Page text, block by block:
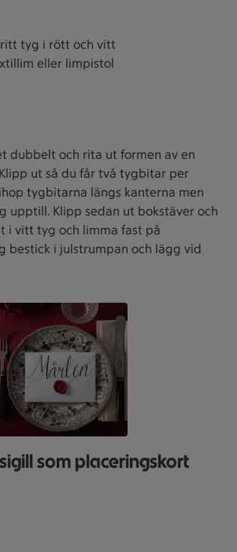
tyg i rött och vitt
eller limpistol
dubbelt och rita ut formen av en
ut så du får två tygbitar per
tygbitarna längs kanterna men
upptill. Klipp sedan ut bokstäver och
i vitt tyg och limma fast på
bestick i julstrumpan och lägg vid
som placeringskort